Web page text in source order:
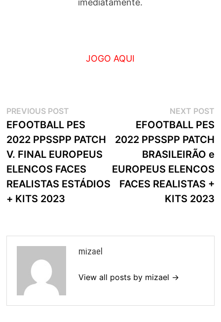
imediatamente.
JOGO AQUI
Navegação
de
artigos
PREVIOUS POSTPrevious
post:
EFOOTBALL PES
2022 PPSSPP PATCH
V. FINAL EUROPEUS
ELENCOS FACES
REALISTAS ESTÁDIOS
+ KITS 2023
NEXT POST
EFOOTBALL PES
2022 PPSSPP PATCH
BRASILEIRÃO e
EUROPEUS ELENCOS
FACES REALISTAS +
KITS 2023
mizael
View all posts by mizael →